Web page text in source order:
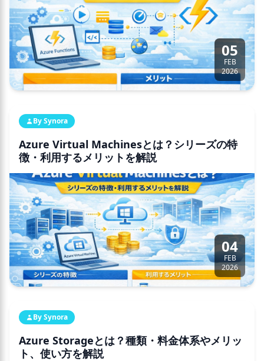
05
FEB
2026
By Synora
Azure Virtual Machinesとは？シリーズの特
徴・利用するメリットを解説
04
FEB
2026
By Synora
Azure Storageとは？種類・料金体系やメリッ
ト、使い方を解説